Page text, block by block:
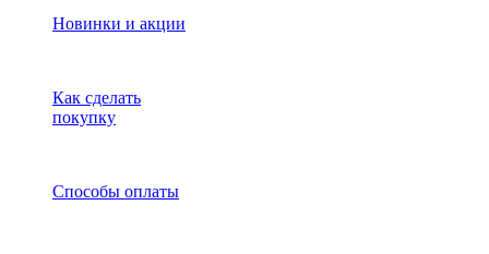
Новинки и акции
Как сделать
покупку
Способы оплаты